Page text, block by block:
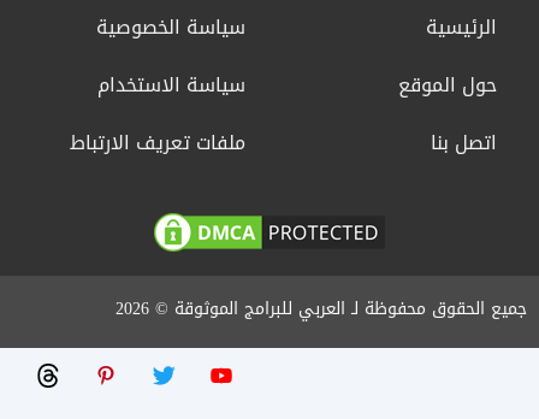
الرئيسية
حول الموقع
اتصل بنا
سياسة الخصوصية
سياسة الاستخدام
ملفات تعريف الارتباط
جميع الحقوق محفوظة لـ العربي للبرامج الموثوقة © 2026